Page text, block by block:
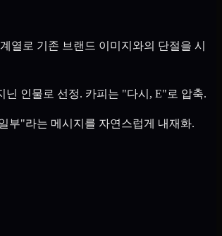
열로 기존 브랜드 이미지와의 단절을 시
닌 인물로 선정. 카피는 "다시, E"로 압축.
부"라는 메시지를 자연스럽게 내재화.